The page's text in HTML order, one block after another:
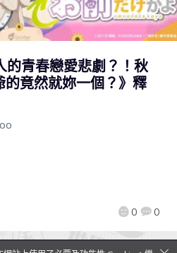
的青春戀愛悲劇？！秋
竟然就妳一個？》釋
0 0